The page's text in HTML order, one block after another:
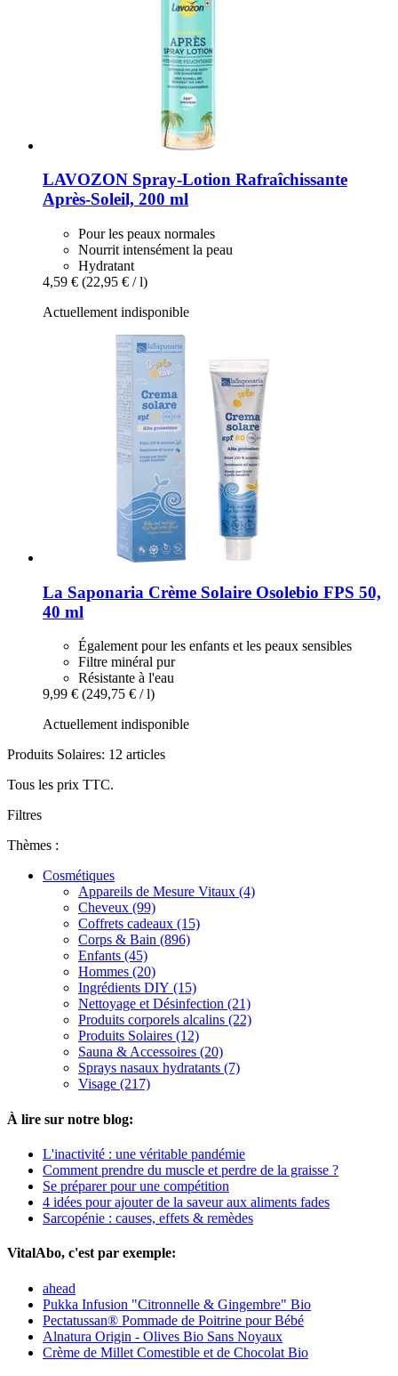
LAVOZON Spray-​Lotion Rafraîchissante
Après-​Soleil, 200 ml
Pour les peaux normales
Nourrit intensément la peau
Hydratant
4,59 € (22,95 € / l)
Actuellement indisponible
La Saponaria Crème Solaire Osolebio FPS 50,
40 ml
Également pour les enfants et les peaux sensibles
Filtre minéral pur
Résistante à l'eau
9,99 € (249,75 € / l)
Actuellement indisponible
Produits Solaires: 12 articles
Tous les prix TTC.
Filtres
Thèmes :
Cosmétiques
Appareils de Mesure Vitaux (4)
Cheveux (99)
Coffrets cadeaux (15)
Corps & Bain (896)
Enfants (45)
Hommes (20)
Ingrédients DIY (15)
Nettoyage et Désinfection (21)
Produits corporels alcalins (22)
Produits Solaires (12)
Sauna & Accessoires (20)
Sprays nasaux hydratants (7)
Visage (217)
À lire sur notre blog:
L'inactivité : une véritable pandémie
Comment prendre du muscle et perdre de la graisse ?
Se préparer pour une compétition
4 idées pour ajouter de la saveur aux aliments fades
Sarcopénie : causes, effets & remèdes
VitalAbo, c'est par exemple:
ahead
Pukka Infusion "Citronnelle & Gingembre" Bio
Pectatussan® Pommade de Poitrine pour Bébé
Alnatura Origin - Olives Bio Sans Noyaux
Crème de Millet Comestible et de Chocolat Bio